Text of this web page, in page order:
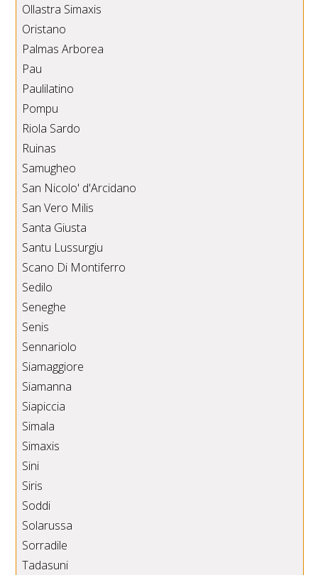
Ollastra Simaxis
Oristano
Palmas Arborea
Pau
Paulilatino
Pompu
Riola Sardo
Ruinas
Samugheo
San Nicolo' d'Arcidano
San Vero Milis
Santa Giusta
Santu Lussurgiu
Scano Di Montiferro
Sedilo
Seneghe
Senis
Sennariolo
Siamaggiore
Siamanna
Siapiccia
Simala
Simaxis
Sini
Siris
Soddi
Solarussa
Sorradile
Tadasuni